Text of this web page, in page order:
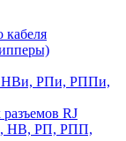
кабеля
НВи, РПи, РППи,
RJ
НВ, РП, РПП,